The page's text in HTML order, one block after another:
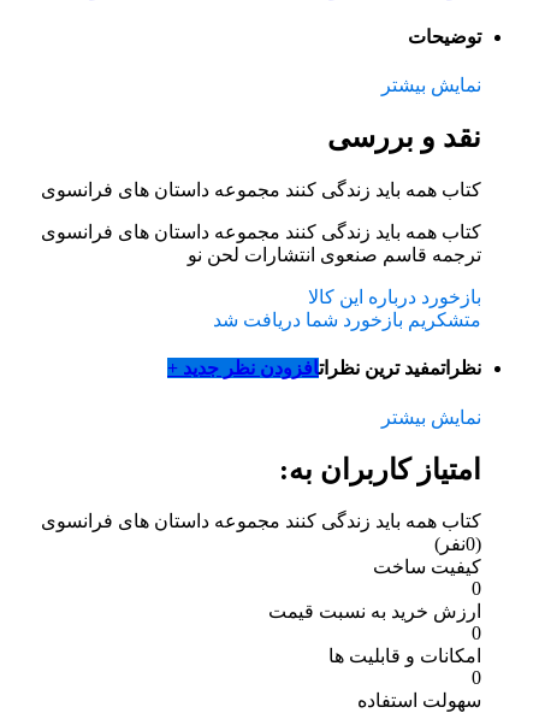
توضیحات
نمایش بیشتر
نقد و بررسی
کتاب همه باید زندگی کنند مجموعه داستان های فرانسوی
کتاب همه باید زندگی کنند مجموعه داستان های فرانسوی
ترجمه قاسم صنعوی انتشارات لحن نو
بازخورد درباره این کالا
متشکریم بازخورد شما دریافت شد
نظراتمفید ترین نظراتافزودن نظر جدید +
نمایش بیشتر
امتیاز کاربران به:
کتاب همه باید زندگی کنند مجموعه داستان های فرانسوی
(0نفر)
کیفیت ساخت
0
ارزش خرید به نسبت قیمت
0
امکانات و قابلیت ها
0
سهولت استفاده